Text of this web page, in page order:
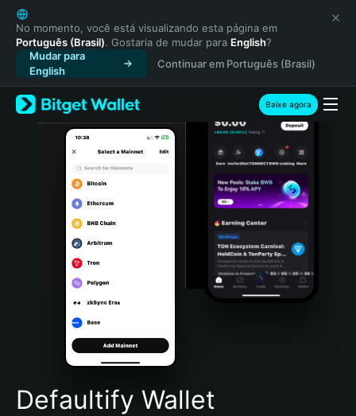
English
日本語
Tiếng Việt
Русский
Español (Latinoamérica)
Türkçe
Italiano
Português (Portugal)
Bahasa Indonesia
Português (Brasil)
Español (Argentina)
No momento, você está visualizando esta página em
Português (Brasil). Gostaria de mudar para English?
Mudar para
English
Continuar em Português (Brasil)
Baixe agora
Defaultify Wallet